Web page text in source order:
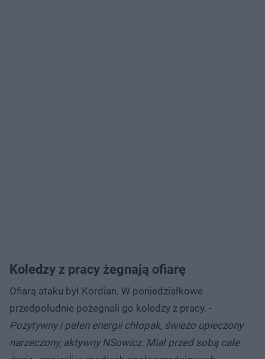
Koledzy z pracy żegnają ofiarę
Ofiarą ataku był Kordian. W poniedziałkowe
przedpołudnie pożegnali go koledzy z pracy. -
Pozytywny i pełen energii chłopak, świeżo upieczony
narzeczony, aktywny NSowicz. Miał przed sobą całe